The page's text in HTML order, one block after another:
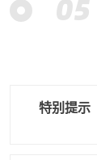
特别提示